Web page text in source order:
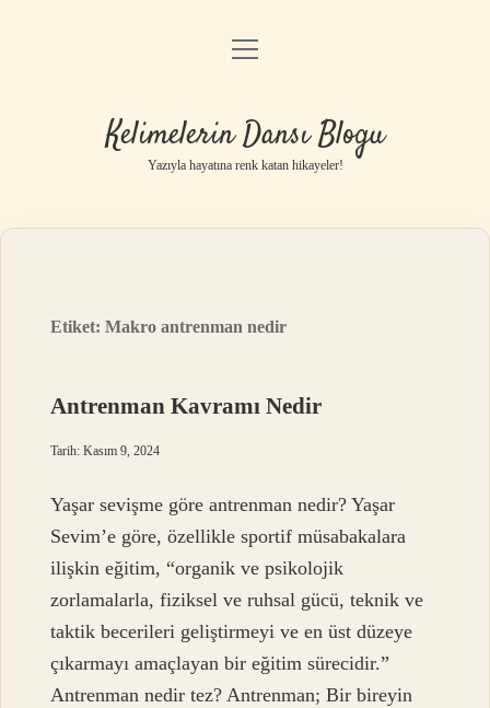
Anasayfa
Yasal Uyarı
menüyü
Kelimelerin Dansı Blogu
Yazıyla hayatına renk katan hikayeler!
Etiket:Makro antrenman nedir
Antrenman Kavramı Nedir
Tarih: Kasım 9, 2024
Yaşar sevişme göre antrenman nedir? Yaşar
Sevim’e göre, özellikle sportif müsabakalara
ilişkin eğitim, “organik ve psikolojik
zorlamalarla, fiziksel ve ruhsal gücü, teknik ve
taktik becerileri geliştirmeyi ve en üst düzeye
çıkarmayı amaçlayan bir eğitim sürecidir.”
Antrenman nedir tez? Antrenman; Bir bireyin